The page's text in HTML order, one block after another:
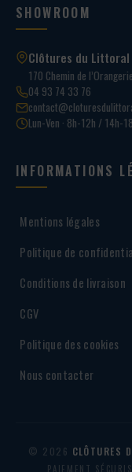
SHOWROOM
Clôtures du
170 Chemin de
04 93 74 33 76
Lun-Ven · 8h-12h / 14h-
INFORMATIONS
Mentions légales
Politique de
Conditions de livraison
CGV
Politique des cookies
Nous contacter
© 2026 CLÔTURES
PAIEMENT